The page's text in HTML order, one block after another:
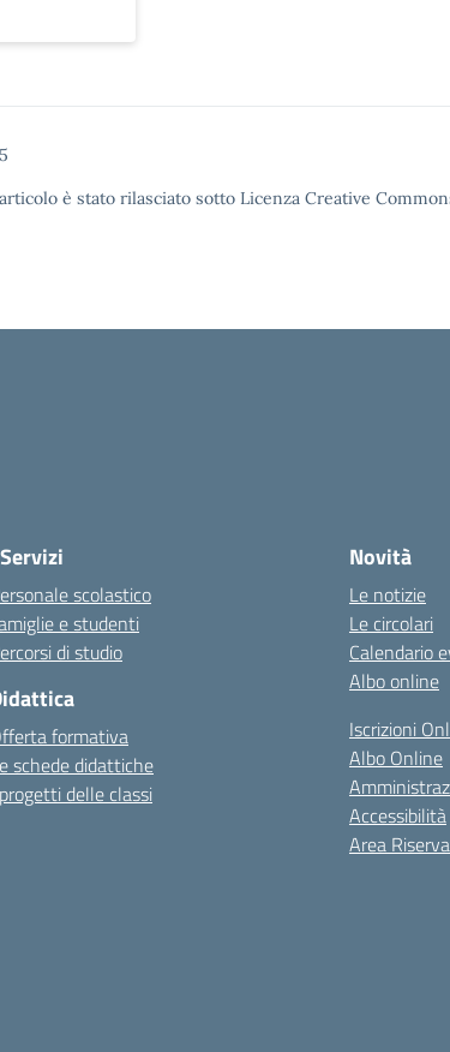
è stato rilasciato sotto Licenza Creative
scolastico
e studenti
di studio
formativa
schede didattiche
delle classi
Novità
Le notizie
Le circolari
Calendario
Albo online
Iscrizioni
Albo Online
Accessibilità
Area